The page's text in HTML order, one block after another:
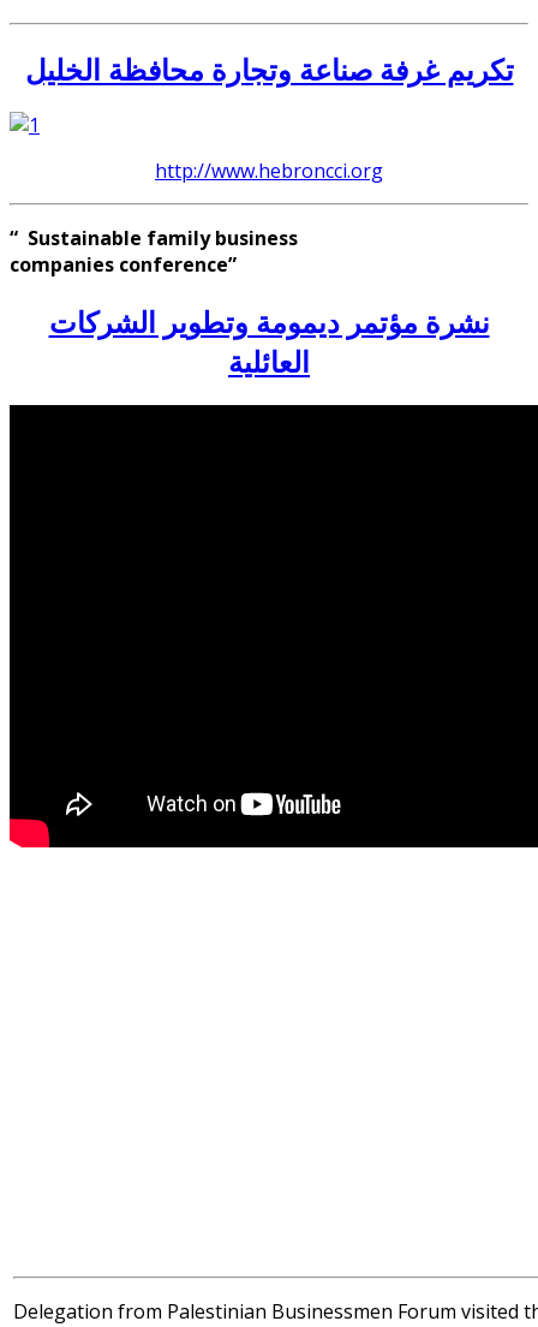
تكريم غرفة صناعة وتجارة محافظة الخليل
http://www.hebroncci.org
“ Sustainable family business
companies conference”
نشرة مؤتمر ديمومة وتطوير الشركات
العائلية
Delegation from Palestinian Businessmen Forum visited